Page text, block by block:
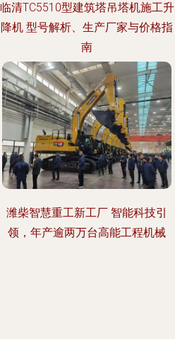
临清TC5510型建筑塔吊塔机施工升
降机 型号解析、生产厂家与价格指
南
潍柴智慧重工新工厂 智能科技引
领，年产逾两万台高能工程机械